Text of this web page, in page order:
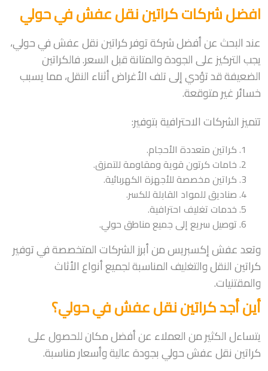
افضل شركات كراتين نقل عفش في حولي
عند البحث عن أفضل شركة توفر كراتين نقل عفش في حولي،
يجب التركيز على الجودة والمتانة قبل السعر. فالكراتين
الضعيفة قد تؤدي إلى تلف الأغراض أثناء النقل، مما يسبب
خسائر غير متوقعة.
تتميز الشركات الاحترافية بتوفير:
كراتين متعددة الأحجام.
خامات كرتون قوية ومقاومة للتمزق.
كراتين مخصصة للأجهزة الكهربائية.
صناديق للمواد القابلة للكسر.
خدمات تغليف احترافية.
توصيل سريع إلى جميع مناطق حولي.
وتعد عفش إكسبريس من أبرز الشركات المتخصصة في توفير
كراتين النقل والتغليف المناسبة لجميع أنواع الأثاث
والمقتنيات.
أين أجد كراتين نقل عفش في حولي؟
يتساءل الكثير من العملاء عن أفضل مكان للحصول على
كراتين نقل عفش حولي بجودة عالية وأسعار مناسبة.